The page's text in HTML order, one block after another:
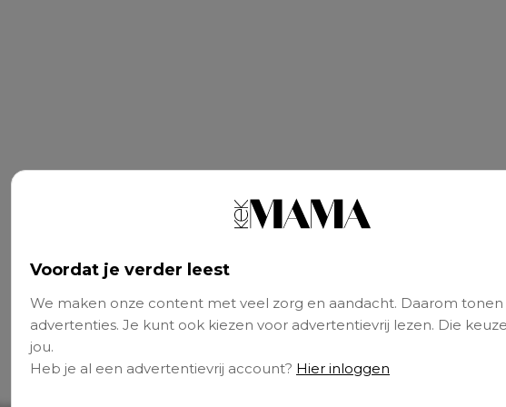
Voordat je verder leest
We maken onze content met veel zorg en aandacht. Daarom tonen
advertenties. Je kunt ook kiezen voor advertentievrij lezen. Die
jou.
Heb je al een advertentievrij account? Hier inloggen